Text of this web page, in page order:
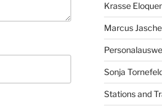
Krasse
Marcus
Sonja
Stations and